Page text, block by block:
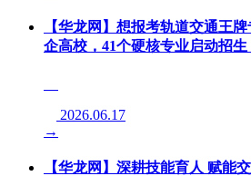
【华龙网】想报考轨道交通王
企高校，41个硬核专业启动招生
2026.06.17
→
【华龙网】深耕技能育人 赋能